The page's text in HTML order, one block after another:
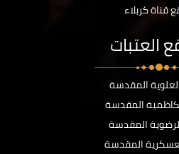
قناة كربلاء
العتبات
المقدسة
المقدسة
المقدسة
المقدسة